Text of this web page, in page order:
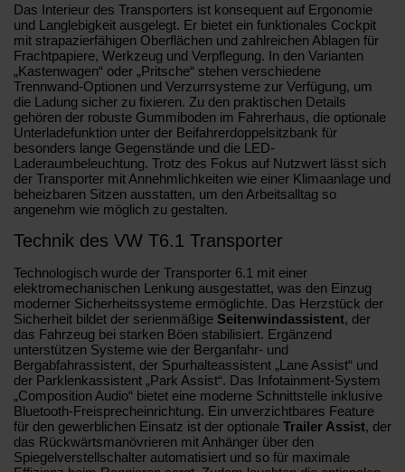
Das Interieur des Transporters ist konsequent auf Ergonomie
und Langlebigkeit ausgelegt. Er bietet ein funktionales Cockpit
mit strapazierfähigen Oberflächen und zahlreichen Ablagen für
Frachtpapiere, Werkzeug und Verpflegung. In den Varianten
„Kastenwagen“ oder „Pritsche“ stehen verschiedene
Trennwand-Optionen und Verzurrsysteme zur Verfügung, um
die Ladung sicher zu fixieren. Zu den praktischen Details
gehören der robuste Gummiboden im Fahrerhaus, die optionale
Unterladefunktion unter der Beifahrerdoppelsitzbank für
besonders lange Gegenstände und die LED-
Laderaumbeleuchtung. Trotz des Fokus auf Nutzwert lässt sich
der Transporter mit Annehmlichkeiten wie einer Klimaanlage und
beheizbaren Sitzen ausstatten, um den Arbeitsalltag so
angenehm wie möglich zu gestalten.
Technik des VW T6.1 Transporter
Technologisch wurde der Transporter 6.1 mit einer
elektromechanischen Lenkung ausgestattet, was den Einzug
moderner Sicherheitssysteme ermöglichte. Das Herzstück der
Sicherheit bildet der serienmäßige Seitenwindassistent, der
das Fahrzeug bei starken Böen stabilisiert. Ergänzend
unterstützen Systeme wie der Berganfahr- und
Bergabfahrassistent, der Spurhalteassistent „Lane Assist“ und
der Parklenkassistent „Park Assist“. Das Infotainment-System
„Composition Audio“ bietet eine moderne Schnittstelle inklusive
Bluetooth-Freisprecheinrichtung. Ein unverzichtbares Feature
für den gewerblichen Einsatz ist der optionale Trailer Assist, der
das Rückwärtsmanövrieren mit Anhänger über den
Spiegelverstellschalter automatisiert und so für maximale